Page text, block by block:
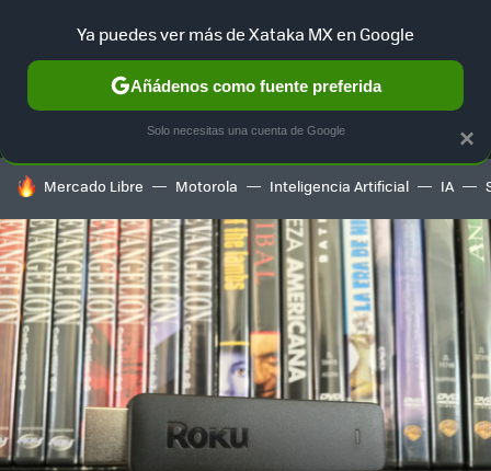
MENÚ NUEVO
GAMING HOME AUTO
HOY SE HABLA DE
Mercado Libre Motorola Inteligencia Artificial IA
×
Ya puedes ver más de Xataka MX en Google
Añádenos como fuente preferida
Solo necesitas una cuenta de Google